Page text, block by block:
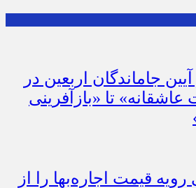
جاماندگان اربعین در
تا «بازآفرینی
قیمت اجاره‌بها را از